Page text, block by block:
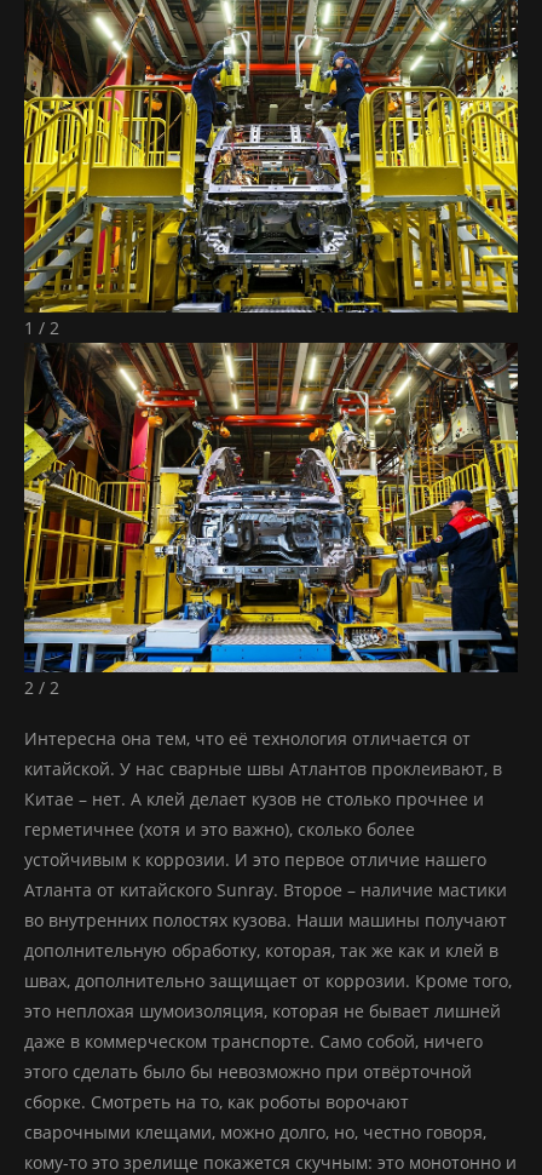
1 / 2
2 / 2
Интересна она тем, что её технология отличается от
китайской. У нас сварные швы Атлантов проклеивают, в
Китае – нет. А клей делает кузов не столько прочнее и
герметичнее (хотя и это важно), сколько более
устойчивым к коррозии. И это первое отличие нашего
Атланта от китайского Sunray. Второе – наличие мастики
во внутренних полостях кузова. Наши машины получают
дополнительную обработку, которая, так же как и клей в
швах, дополнительно защищает от коррозии. Кроме того,
это неплохая шумоизоляция, которая не бывает лишней
даже в коммерческом транспорте. Само собой, ничего
этого сделать было бы невозможно при отвёрточной
сборке. Смотреть на то, как роботы ворочают
сварочными клещами, можно долго, но, честно говоря,
кому-то это зрелище покажется скучным: это монотонно и